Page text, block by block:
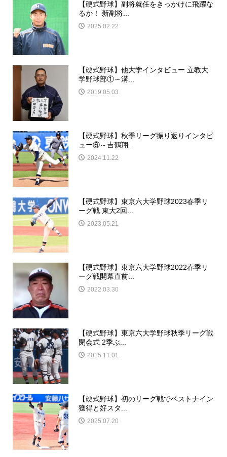
【硬式野球】副将就任をきっかけに飛躍な
るか！ 新副将...
2025.02.22
【硬式野球】他大学インタビュー 立教大
学野球部①～溝...
2019.05.03
【硬式野球】秋季リーグ振り返りインタビ
ュー⑥～吉鶴翔...
2024.11.22
【硬式野球】東京六大学野球2023春季リ
ーグ戦 東大2回...
2023.05.21
【硬式野球】東京六大学野球2022春季リ
ーグ戦開幕直前...
2022.03.30
【硬式野球】東京六大学野球秋季リーグ戦
閉会式 2季ぶ...
2015.11.01
【硬式野球】初のリーグ戦でベストナイン
獲得と好スタ...
2025.07.20